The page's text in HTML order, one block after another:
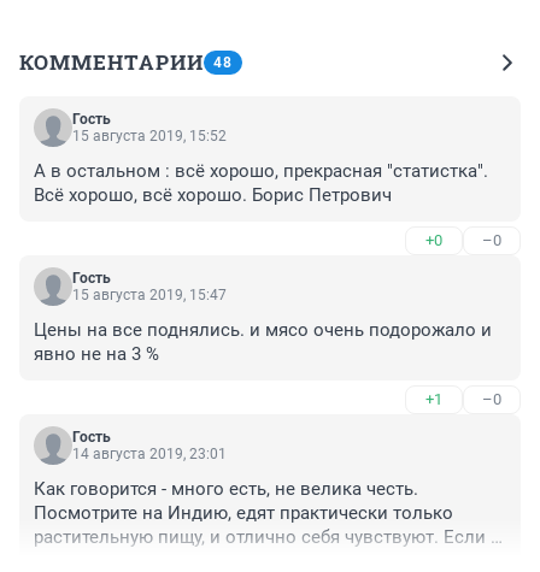
КОММЕНТАРИИ 48
Гость
15 августа 2019, 15:52
А в остальном : всё хорошо, прекрасная "статистка".
Всё хорошо, всё хорошо. Борис Петрович
+0 –0
Гость
15 августа 2019, 15:47
Цены на все поднялись. и мясо очень подорожало и
явно не на 3 %
+1 –0
Гость
14 августа 2019, 23:01
Как говорится - много есть, не велика честь.
Посмотрите на Индию, едят практически только
растительную пищу, и отлично себя чувствуют. Если